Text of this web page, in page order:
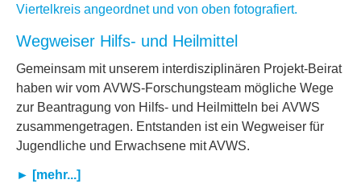
Wegweiser Hilfs- und Heilmittel
Gemeinsam mit unserem interdisziplinären Projekt-Beirat
haben wir vom AVWS-Forschungsteam mögliche Wege
zur Beantragung von Hilfs- und Heilmitteln bei AVWS
zusammengetragen. Entstanden ist ein Wegweiser für
Jugendliche und Erwachsene mit AVWS.
► [mehr...]